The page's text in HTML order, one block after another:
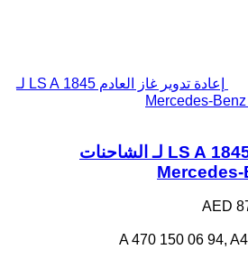
إعادة تدوير غاز العادم 1845 LS A لـ
إعادة تدوير غاز العادم 1845 LS A لـ الشاحنات
Mercedes-
AED
A 470 150 06 94,